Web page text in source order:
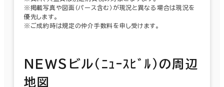
※掲載写真や図面（パース含む）が現況と異なる場合は現況を
優先します。
※ご成約時は規定の仲介手数料を申し受けます。
ＮＥＷＳビル（ﾆｭｰｽﾋﾞﾙ）の周辺
地図